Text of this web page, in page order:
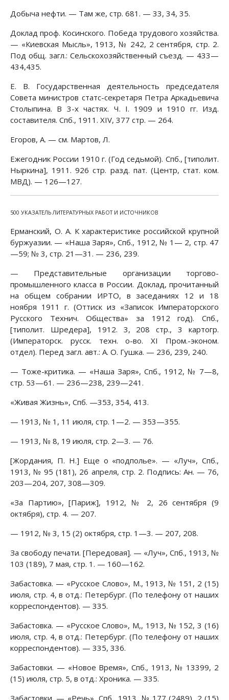
Добыча нефти. — Там же, стр. 681. — 33, 34, 35.
Доклад проф. Косинского. Победа трудового хозяйства.
— «Киевская Мысль», 1913, № 242, 2 сентября, стр. 2.
Под общ. загл.: Сельскохозяйственный съезд. — 433—
434,435.
Е. В. Государственная деятельность председателя
Совета министров статс-секретаря Петра Аркадьевича
Столыпина. В 3-х частях. Ч. I. 1909 и 1910 гг. Изд.
составителя. Спб., 1911. XIV, 377 стр. — 264.
Егоров, А. — см. Мартов, Л.
Ежегодник России 1910 г. (Год седьмой). Спб., [типолит.
Ныркина], 1911. 926 стр. разд. пат. (Центр, стат. ком.
МВД). — 126—127.
500 УКАЗАТЕЛЬ ЛИТЕРАТУРНЫХ РАБОТ И ИСТОЧНИКОВ
Ерманский, О. А. К характеристике российской крупной
буржуазии. — «Наша Заря», Спб., 1912, № 1— 2, стр. 47
—59; № 3, стр. 21—31. — 236, 239.
— Представительные организации торгово-
промышленного класса в России. Доклад, прочитанный
на общем собрании ИРТО, в заседаниях 12 и 18
ноября 1911 г. (Оттиск из «Записок Императорского
Русского Технич. Общества» за 1912 год). Спб.,
[типолит. Шредера], 1912. 3, 208 стр., 3 картогр.
(Императорск. русск. техн. о-во. XI Пром.-эконом.
отдел). Перед загл. авт.: А. О. Гушка. — 236, 239, 240.
— Тоже-критика. — «Наша Заря», Спб., 1912, № 7—8,
стр. 53—61. — 236—238, 239—241.
«Живая Жизнь», Спб. —353, 354, 413.
— 1913, № 1, 11 июля, стр. 1—2. — 353—355.
— 1913, № 8, 19 июля, стр. 2—3. — 76.
[Жордания, П. Н.] Еще о «подполье». — «Луч», Спб.,
1913, № 95 (181), 26 апреля, стр. 2. Подпись: Ан. — 76,
203—204, 207, 308—309.
«За Партию», [Париж], 1912, № 2, 26 сентября (9
октября), стр. 4. — 207.
— 1912, № 3, 15 (2) октября, стр. 1—3. — 207, 208.
За свободу печати. [Передовая]. — «Луч», Спб., 1913, №
103 (189), 7 мая, стр. 1. — 160—162.
Забастовка. — «Русское Слово», М., 1913, № 151, 2 (15)
июля, стр. 4, в отд.: Петербург. (По телефону от наших
корреспондентов). — 335.
Забастовка. — «Русское Слово», М,, 1913, № 152, 3 (16)
июля, стр. 4, в отд.: Петербург. (По телефону от наших
корреспондентов). — 335, 336.
Забастовки. — «Новое Время», Спб., 1913, № 13399, 2
(15) июля, стр. 5, в отд.: Хроника. — 335.